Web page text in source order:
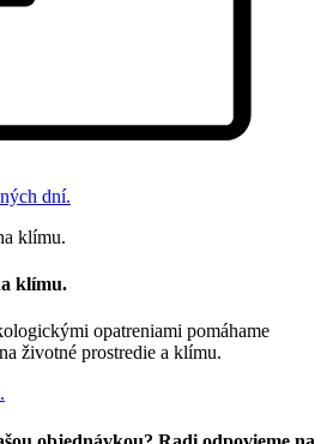
dní.
klímu.
opatreniami pomáhame
životné prostredie a klímu.